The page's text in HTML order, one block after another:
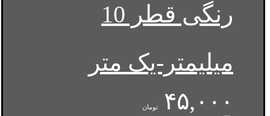
رنگی قطر 10
میلیمتر-یک متر
۴۵,۰۰۰
تومان